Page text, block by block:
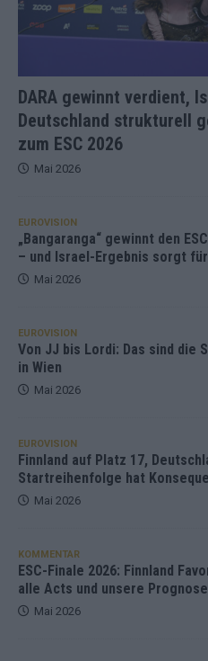
DARA gewinnt verdient,
Deutschland strukturell
zum ESC 2026
Mai 2026
EUROVISION
„Bangaranga“ gewinnt den
– und Israel-Ergebnis sorgt
Mai 2026
EUROVISION
Von JJ bis Lordi: Das sind die
in Wien
Mai 2026
EUROVISION
Finnland auf Platz 17,
Startreihenfolge hat
Mai 2026
KOMMENTAR
ESC-Finale 2026: Finnland
alle Acts und unsere Prognose
Mai 2026